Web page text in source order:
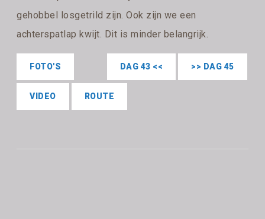
gehobbel losgetrild zijn. Ook zijn we een
achterspatlap kwijt. Dit is minder belangrijk.
>> DAG 45
DAG 43 <<
FOTO'S
VIDEO ROUTE